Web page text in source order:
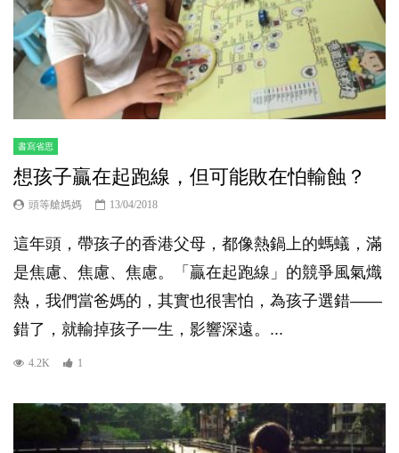
書寫省思
想孩子贏在起跑線，但可能敗在怕輸蝕？
頭等艙媽媽 13/04/2018
這年頭，帶孩子的香港父母，都像熱鍋上的螞蟻，滿
是焦慮、焦慮、焦慮。「贏在起跑線」的競爭風氣熾
熱，我們當爸媽的，其實也很害怕，為孩子選錯——
錯了，就輸掉孩子一生，影響深遠。...
4.2K 1